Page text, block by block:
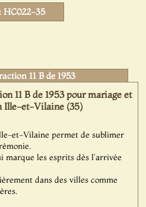
HC022-35
11 B de 1953
11 B de 1953 pour mariage et
Ille-et-Vilaine (35)
et-Vilaine permet de sublimer
marque les esprits dès l'arrivée
dans des villes comme